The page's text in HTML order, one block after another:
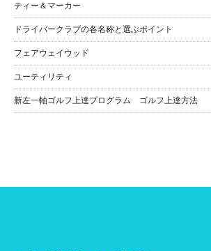
ティー＆マーカー
ドライバークラブの各名称と選ぶポイント
フェアウェイウッド
ユーティリティ
新左一軸ゴルフ上達プログラム ゴルフ上達方法